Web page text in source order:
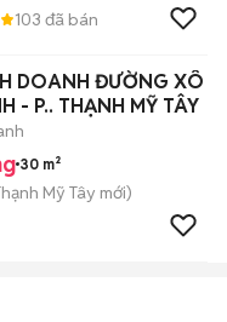
103 đã bán
DOANH ĐƯỜNG XÔ
- P.. THẠNH MỸ TÂY
30 m²
Mỹ Tây mới)